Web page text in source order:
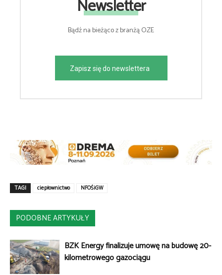
Newsletter
Bądź na bieżąco z branżą OZE
Zapisz się do newslettera
TAGI ciepłownictwo NFOŚiGW
PODOBNE ARTYKUŁY
BZK Energy finalizuje umowę na budowę 20-
kilometrowego gazociągu